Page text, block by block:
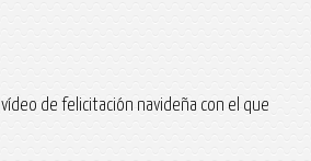
de felicitación navideña con el que